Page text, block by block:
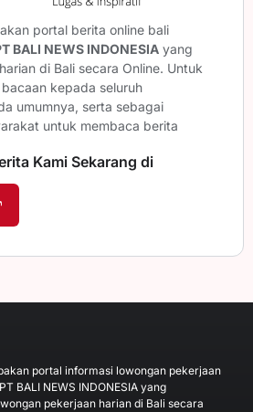
portal berita online bali
BALI NEWS INDONESIA yang
di Bali secara Online. Untuk
kepada seluruh
umumnya, serta sebagai
untuk membaca berita
Kami Sekarang di
portal informasi lowongan pekerjaan
BALI NEWS INDONESIA yang
pekerjaan harian di Bali secara